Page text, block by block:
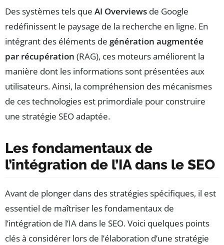
Des systèmes tels que AI Overviews de Google
redéfinissent le paysage de la recherche en ligne. En
intégrant des éléments de génération augmentée
par récupération (RAG), ces moteurs améliorent la
manière dont les informations sont présentées aux
utilisateurs. Ainsi, la compréhension des mécanismes
de ces technologies est primordiale pour construire
une stratégie SEO adaptée.
Les fondamentaux de
l’intégration de l’IA dans le SEO
Avant de plonger dans des stratégies spécifiques, il est
essentiel de maîtriser les fondamentaux de
l’intégration de l’IA dans le SEO. Voici quelques points
clés à considérer lors de l’élaboration d’une stratégie